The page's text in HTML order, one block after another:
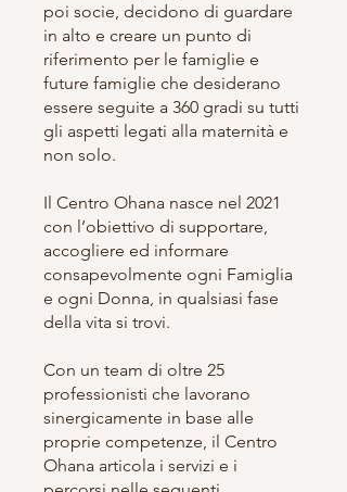
poi socie, decidono di guardare
in alto e creare un punto di
riferimento per le famiglie e
future famiglie che desiderano
essere seguite a 360 gradi su tutti
gli aspetti legati alla maternità e
non solo.
Il Centro Ohana nasce nel 2021
con l’obiettivo di supportare,
accogliere ed informare
consapevolmente ogni Famiglia
e ogni Donna, in qualsiasi fase
della vita si trovi.
Con un team di oltre 25
professionisti che lavorano
sinergicamente in base alle
proprie competenze, il Centro
Ohana articola i servizi e i